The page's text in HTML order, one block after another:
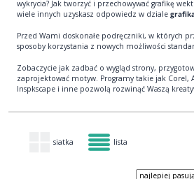
wykrycia? Jak tworzyć i przechowywać grafikę
wiele innych uzyskasz odpowiedz w dziale
Przed Wami doskonałe podręczniki, w których
sposoby korzystania z nowych możliwości
Zobaczycie jak zadbać o wygląd strony,
zaprojektować motyw. Programy takie jak Corel,
Inspkscape i inne pozwolą rozwinąć Waszą
siatka lista